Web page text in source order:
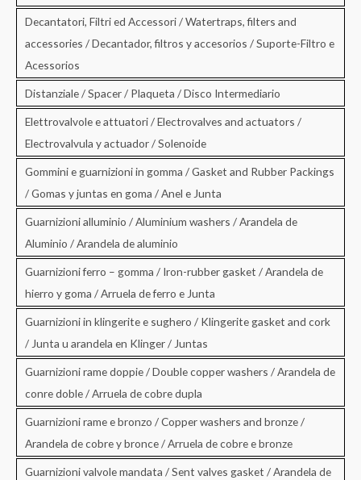
Decantatori, Filtri ed Accessori / Watertraps, filters and
accessories / Decantador, filtros y accesorios / Suporte-Filtro e
Acessorios
Distanziale / Spacer / Plaqueta / Disco Intermediario
Elettrovalvole e attuatori / Electrovalves and actuators /
Electrovalvula y actuador / Solenoide
Gommini e guarnizioni in gomma / Gasket and Rubber Packings
/ Gomas y juntas en goma / Anel e Junta
Guarnizioni alluminio / Aluminium washers / Arandela de
Aluminio / Arandela de aluminio
Guarnizioni ferro – gomma / Iron-rubber gasket / Arandela de
hierro y goma / Arruela de ferro e Junta
Guarnizioni in klingerite e sughero / Klingerite gasket and cork
/ Junta u arandela en Klinger / Juntas
Guarnizioni rame doppie / Double copper washers / Arandela de
conre doble / Arruela de cobre dupla
Guarnizioni rame e bronzo / Copper washers and bronze /
Arandela de cobre y bronce / Arruela de cobre e bronze
Guarnizioni valvole mandata / Sent valves gasket / Arandela de